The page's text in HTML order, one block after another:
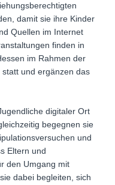
damit sie ihre Kinder
Quellen im Internet
finden in
im Rahmen der
und ergänzen das
digitaler Ort
begegnen sie
und
Eltern und
den Umgang mit
dabei begleiten, sich